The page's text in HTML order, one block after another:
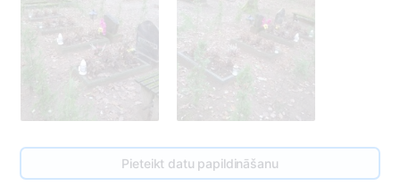
Pieteikt datu papildināšanu